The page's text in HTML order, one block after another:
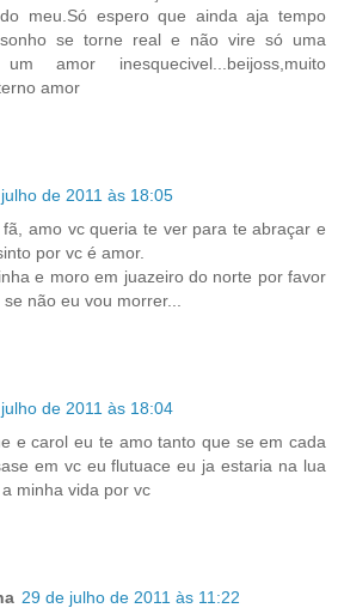
meu.Só espero que ainda aja tempo
se torne real e não vire só uma
amor inesquecivel...beijoss,muito
amor
de 2011 às 18:05
amo vc queria te ver para te abraçar e
por vc é amor.
e moro em juazeiro do norte por favor
não eu vou morrer...
de 2011 às 18:04
e carol eu te amo tanto que se em cada
em vc eu flutuace eu ja estaria na lua
minha vida por vc
29 de julho de 2011 às 11:22